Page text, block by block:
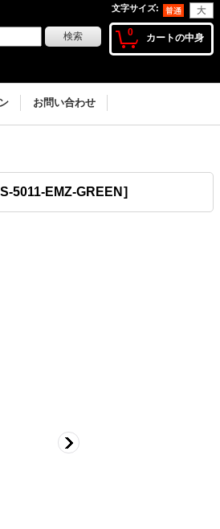
文字サイズ:
0 カートの中身
お問い合わせ
5011-EMZ-GREEN ]